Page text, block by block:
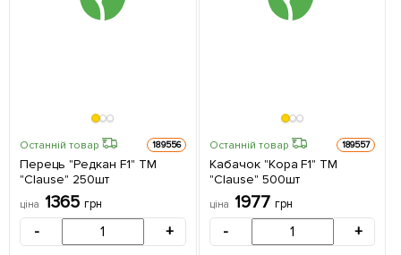
Останній товар 189556
Перець "Редкан F1" ТМ
"Clause" 250шт
ціна 1365 грн
- +
Останній товар 189557
Кабачок "Кора F1" ТМ
"Clause" 500шт
ціна 1977 грн
- +